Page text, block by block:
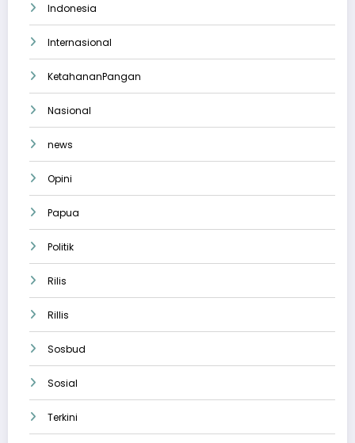
Indonesia
Internasional
KetahananPangan
Nasional
news
Opini
Papua
Politik
Rilis
Rillis
Sosbud
Sosial
Terkini